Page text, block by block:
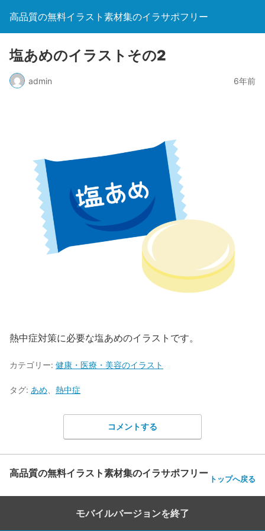
高品質の無料イラスト素材集のイラサポフリー
塩あめのイラストその2
admin 6年前
熱中症対策に必要な塩あめのイラストです。
カテゴリー: 健康・医療・美容のイラスト
タグ: あめ 熱中症
コメントする
高品質の無料イラスト素材集のイラサポフリー トップへ戻る
モバイルバージョンを終了